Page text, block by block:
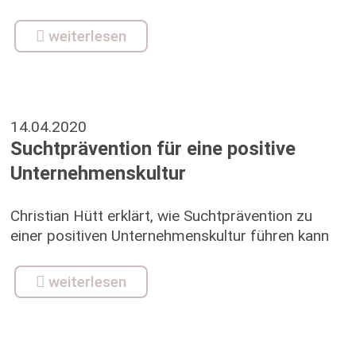
weiterlesen
14.04.2020
Suchtprävention für eine positive
Unternehmenskultur
Christian Hütt erklärt, wie Suchtprävention zu
einer positiven Unternehmenskultur führen kann
weiterlesen